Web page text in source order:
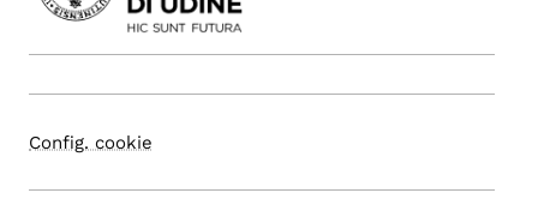
Config. cookie